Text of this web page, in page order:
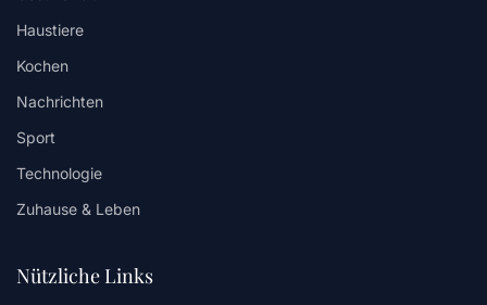
Haustiere
Kochen
Nachrichten
Sport
Technologie
Zuhause & Leben
Nützliche Links